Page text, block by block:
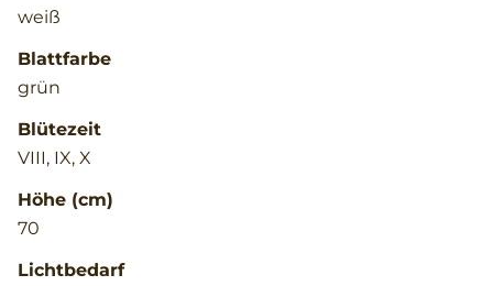
weiß
Blattfarbe
grün
Blütezeit
VIII, IX, X
Höhe (cm)
70
Lichtbedarf